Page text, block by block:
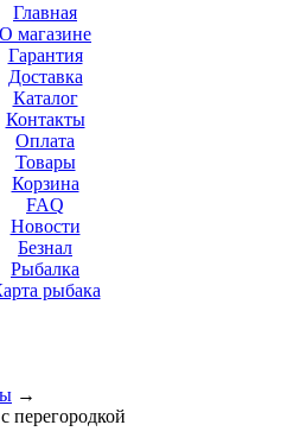
Главная
О магазине
Гарантия
Доставка
Каталог
Контакты
Оплата
Товары
Корзина
FAQ
Новости
Безнал
Рыбалка
рыбака
→